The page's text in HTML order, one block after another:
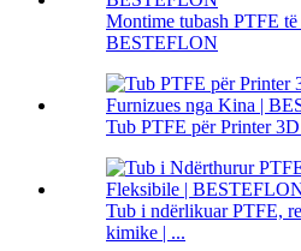
Montime tubash PTFE të
BESTEFLON
Tub PTFE për Printer
Tub i ndërlikuar PTFE,
kimike | ...